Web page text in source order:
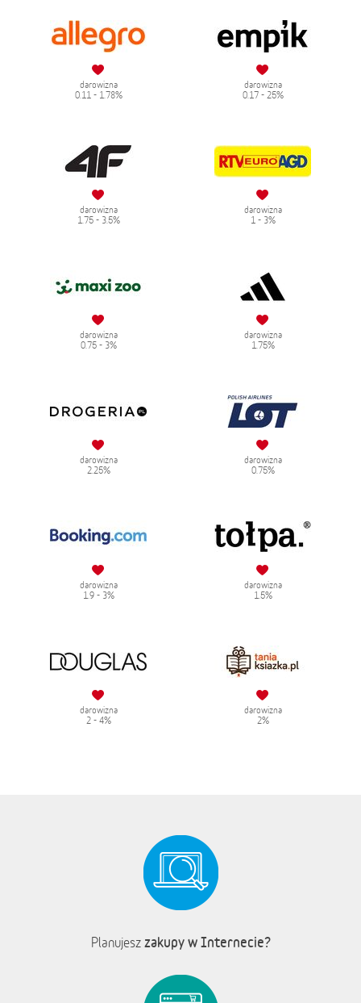
darowizna
0.11 - 1.78%
darowizna
0.17 - 25%
darowizna
1.75 - 3.5%
darowizna
1 - 3%
darowizna
0.75 - 3%
darowizna
1.75%
darowizna
2.25%
darowizna
0.75%
darowizna
1.9 - 3%
darowizna
1.5%
darowizna
2 - 4%
darowizna
2%
Planujesz zakupy w Internecie?